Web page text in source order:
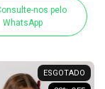
nos pelo
WhatsApp
ESGOTADO